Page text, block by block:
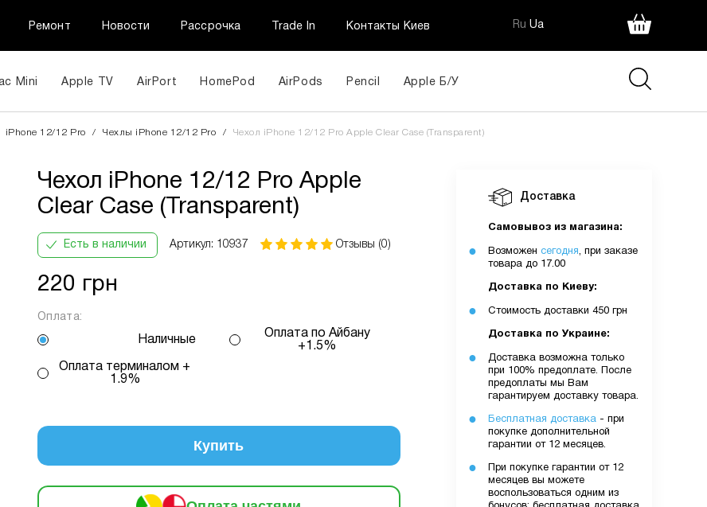
Ремонт Новости Рассрочка Trade In Контакты Киев Ru Ua
Mini Apple TV AirPort HomePod AirPods Pencil Apple Б/У
iPhone 12/12 Pro / Чехлы iPhone 12/12 Pro / Чехол iPhone 12/12 Pro Apple Clear Case (Transparent)
Чехол iPhone 12/12 Pro Apple
Clear Case (Transparent)
Есть в наличии Артикул: 10937 Отзывы (0)
220 грн
Оплата:
Наличные
Оплата по Айбану
+1.5%
Оплата терминалом +
1.9%
Купить
ПриватБанк
частинами
Кількість
3
В
78 грн
ПриватБанку ви маєте змогу придбати товар в розстрочку
1 – комісія банку складає 2.9 % на місяць від суми.
2 – комісія банку залежить від кількості обраних вами
нашого менеджеру.
Доставка
Самовывоз из магазина:
Возможен сегодня, при заказе
товара до 17.00
Доставка по Киеву:
Стоимость доставки 450 грн
Доставка по Украине:
Доставка возможна только
при 100% предоплате. После
предоплаты мы Вам
гарантируем доставку товара.
Бесплатная доставка - при
покупке дополнительной
гарантии от 12 месяцев.
При покупке гарантии от 12
месяцев вы можете
воспользоваться одним из